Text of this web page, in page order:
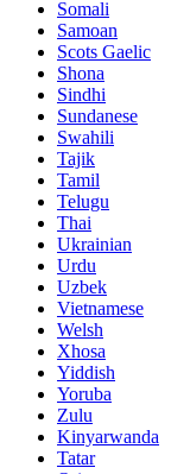
Somali
Samoan
Scots Gaelic
Shona
Sindhi
Sundanese
Swahili
Tajik
Tamil
Telugu
Thai
Ukrainian
Urdu
Uzbek
Vietnamese
Welsh
Xhosa
Yiddish
Yoruba
Zulu
Kinyarwanda
Tatar